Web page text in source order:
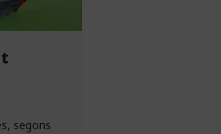
segons